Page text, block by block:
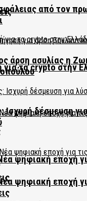
τα crypto στην
ψηφιακή εποχή
από τον
άρση ασυλίας η
Ισχυρή δέσμευση
ψηφιακή εποχή